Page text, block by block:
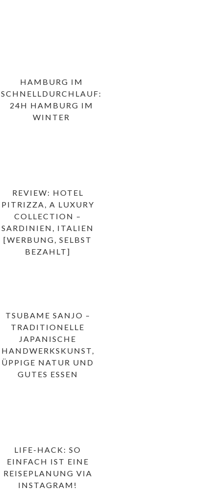
HAMBURG IM
SCHNELLDURCHLAUF:
24H HAMBURG IM
WINTER
REVIEW: HOTEL
PITRIZZA, A LUXURY
COLLECTION –
SARDINIEN, ITALIEN
[WERBUNG, SELBST
BEZAHLT]
TSUBAME SANJO –
TRADITIONELLE
JAPANISCHE
HANDWERKSKUNST,
ÜPPIGE NATUR UND
GUTES ESSEN
LIFE-HACK: SO
EINFACH IST EINE
REISEPLANUNG VIA
INSTAGRAM!